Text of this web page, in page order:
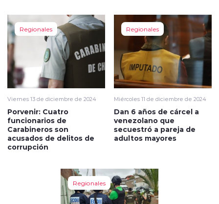
Regionales
Viernes 13 de diciembre de 2024
Porvenir: Cuatro
funcionarios de
Carabineros son
acusados de delitos de
corrupción
Regionales
Miércoles 11 de diciembre de 2024
Dan 6 años de cárcel a
venezolano que
secuestró a pareja de
adultos mayores
Regionales